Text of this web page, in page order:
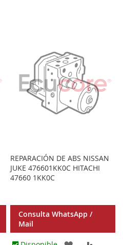
REPARACIÓN DE ABS NISSAN
JUKE 476601KK0C HITACHI
47660 1KK0C
Consulta WhatsApp /
Mail